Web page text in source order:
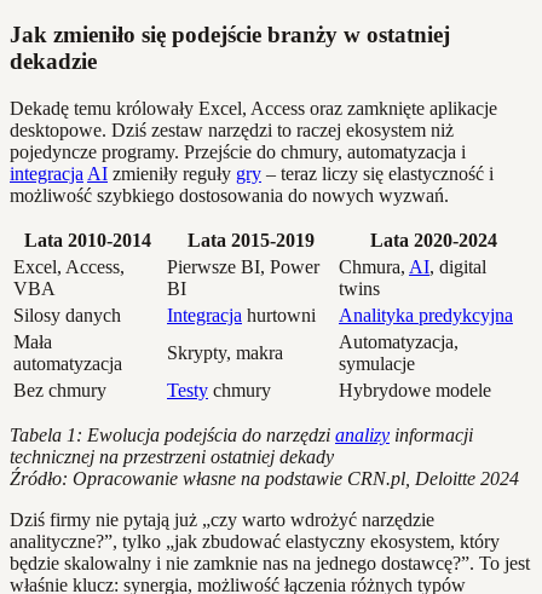
Jak zmieniło się podejście branży w ostatniej
dekadzie
Dekadę temu królowały Excel, Access oraz zamknięte aplikacje
desktopowe. Dziś zestaw narzędzi to raczej ekosystem niż
pojedyncze programy. Przejście do chmury, automatyzacja i
integracja AI zmieniły reguły gry – teraz liczy się elastyczność i
możliwość szybkiego dostosowania do nowych wyzwań.
Lata 2010-2014 Lata 2015-2019
Lata 2020-2024
Excel, Access,
VBA
Pierwsze BI, Power
BI
Chmura, AI, digital
twins
Silosy danych
Integracja hurtowni
Analityka predykcyjna
Mała
automatyzacja
Skrypty, makra
Automatyzacja,
symulacje
Bez chmury
Testy chmury Hybrydowe modele
Tabela 1: Ewolucja podejścia do narzędzi analizy informacji
technicznej na przestrzeni ostatniej dekady
Źródło: Opracowanie własne na podstawie CRN.pl, Deloitte 2024
Dziś firmy nie pytają już „czy warto wdrożyć narzędzie
analityczne?”, tylko „jak zbudować elastyczny ekosystem, który
będzie skalowalny i nie zamknie nas na jednego dostawcę?”. To jest
właśnie klucz: synergia, możliwość łączenia różnych typów